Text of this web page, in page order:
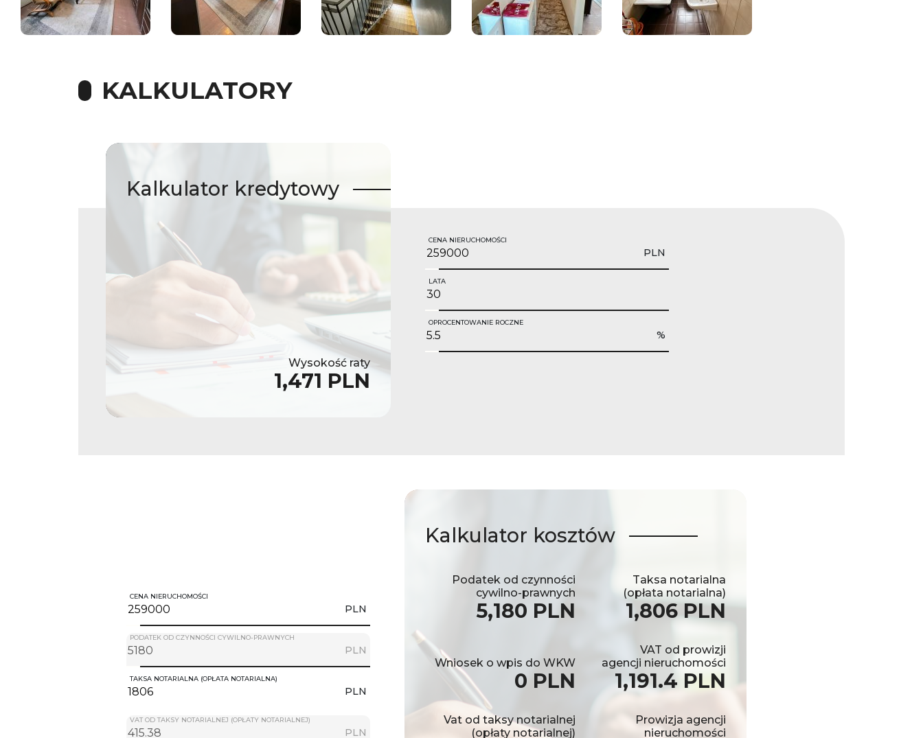
KALKULATORY
Kalkulator kredytowy
Wysokość raty
1,471 PLN
CENA NIERUCHOMOŚCI
PLN
LATA
OPROCENTOWANIE ROCZNE
%
Kalkulator kosztów
Podatek od czynności
cywilno-prawnych
5,180 PLN
Taksa notarialna
(opłata notarialna)
1,806 PLN
Wniosek o wpis do WKW
0 PLN
VAT od prowizji
agencji nieruchomości
1,191.4 PLN
Vat od taksy notarialnej
(opłaty notarialnej)
Prowizja agencji
nieruchomości
CENA NIERUCHOMOŚCI
PLN
PODATEK OD CZYNNOŚCI CYWILNO-PRAWNYCH
PLN
TAKSA NOTARIALNA (OPŁATA NOTARIALNA)
PLN
VAT OD TAKSY NOTARIALNEJ (OPŁATY NOTARIALNEJ)
PLN